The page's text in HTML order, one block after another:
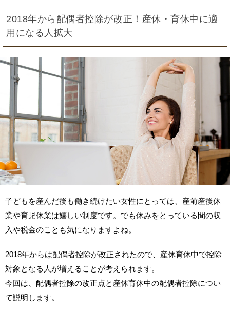
2018年から配偶者控除が改正！産休・育休中に適
用になる人拡大
子どもを産んだ後も働き続けたい女性にとっては、産前産後休
業や育児休業は嬉しい制度です。でも休みをとっている間の収
入や税金のことも気になりますよね。
2018年からは配偶者控除が改正されたので、産休育休中で控除
対象となる人が増えることが考えられます。
今回は、配偶者控除の改正点と産休育休中の配偶者控除につい
て説明します。